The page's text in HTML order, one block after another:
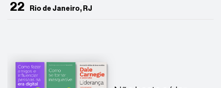
22 Rio de Janeiro, RJ